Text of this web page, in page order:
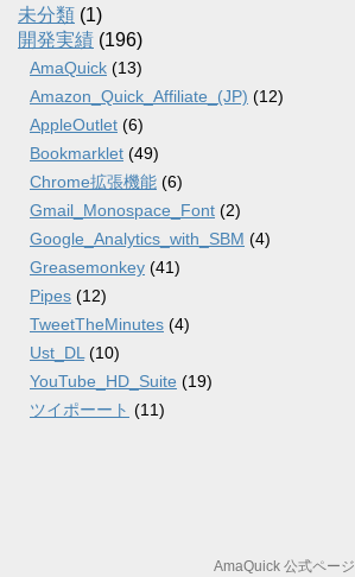
未分類 (1)
開発実績 (196)
AmaQuick (13)
Amazon_Quick_Affiliate_(JP) (12)
AppleOutlet (6)
Bookmarklet (49)
Chrome拡張機能 (6)
Gmail_Monospace_Font (2)
Google_Analytics_with_SBM (4)
Greasemonkey (41)
Pipes (12)
TweetTheMinutes (4)
Ust_DL (10)
YouTube_HD_Suite (19)
ツイポーート (11)
AmaQuick 公式ページ